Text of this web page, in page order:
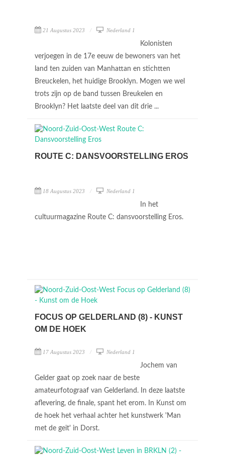
21 Augustus 2023 Nederland 1
Kolonisten
verjoegen in de 17e eeuw de bewoners van het
land ten zuiden van Manhattan en stichtten
Breuckelen, het huidige Brooklyn. Mogen we wel
trots zijn op de band tussen Breukelen en
Brooklyn? Het laatste deel van dit drie ...
ROUTE C: DANSVOORSTELLING EROS
18 Augustus 2023 Nederland 1
In het
cultuurmagazine Route C: dansvoorstelling Eros.
FOCUS OP GELDERLAND (8) - KUNST
OM DE HOEK
17 Augustus 2023 Nederland 1
Jochem van
Gelder gaat op zoek naar de beste
amateurfotograaf van Gelderland. In deze laatste
aflevering, de finale, spant het erom. In Kunst om
de hoek het verhaal achter het kunstwerk 'Man
met de geit' in Dorst.